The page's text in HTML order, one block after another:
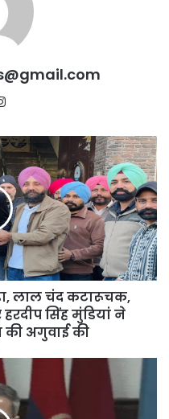
लाल चंद कटारूचक,
सिंह मुंडियां ने
अगुवाई की